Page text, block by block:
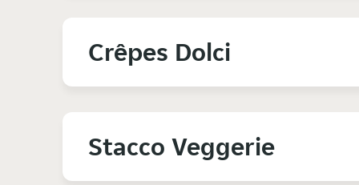
Crêpes Dolci
Stacco Veggerie